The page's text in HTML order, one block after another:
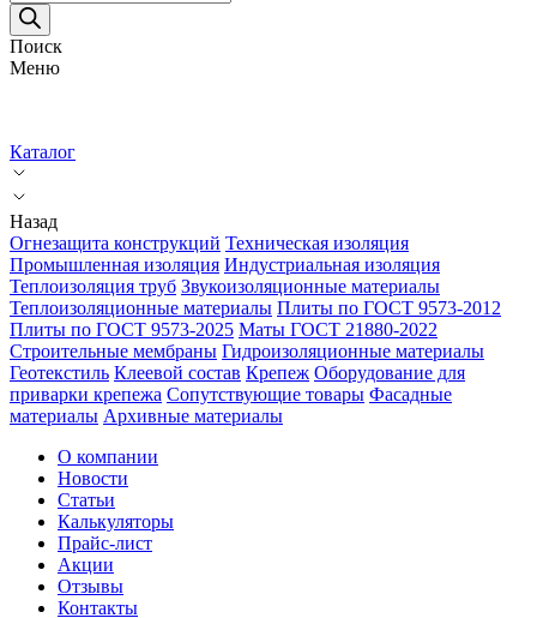
товаров
Поиск
Меню
Каталог
Назад
Огнезащита конструкций Техническая изоляция
Промышленная изоляция Индустриальная изоляция
Теплоизоляция труб Звукоизоляционные материалы
Теплоизоляционные материалы Плиты по ГОСТ 9573-2012
Плиты по ГОСТ 9573-2025 Маты ГОСТ 21880-2022
Строительные мембраны Гидроизоляционные материалы
Геотекстиль Клеевой состав Крепеж Оборудование для
приварки крепежа Сопутствующие товары Фасадные
материалы Архивные материалы
О компании
Новости
Статьи
Калькуляторы
Прайс-лист
Акции
Отзывы
Контакты